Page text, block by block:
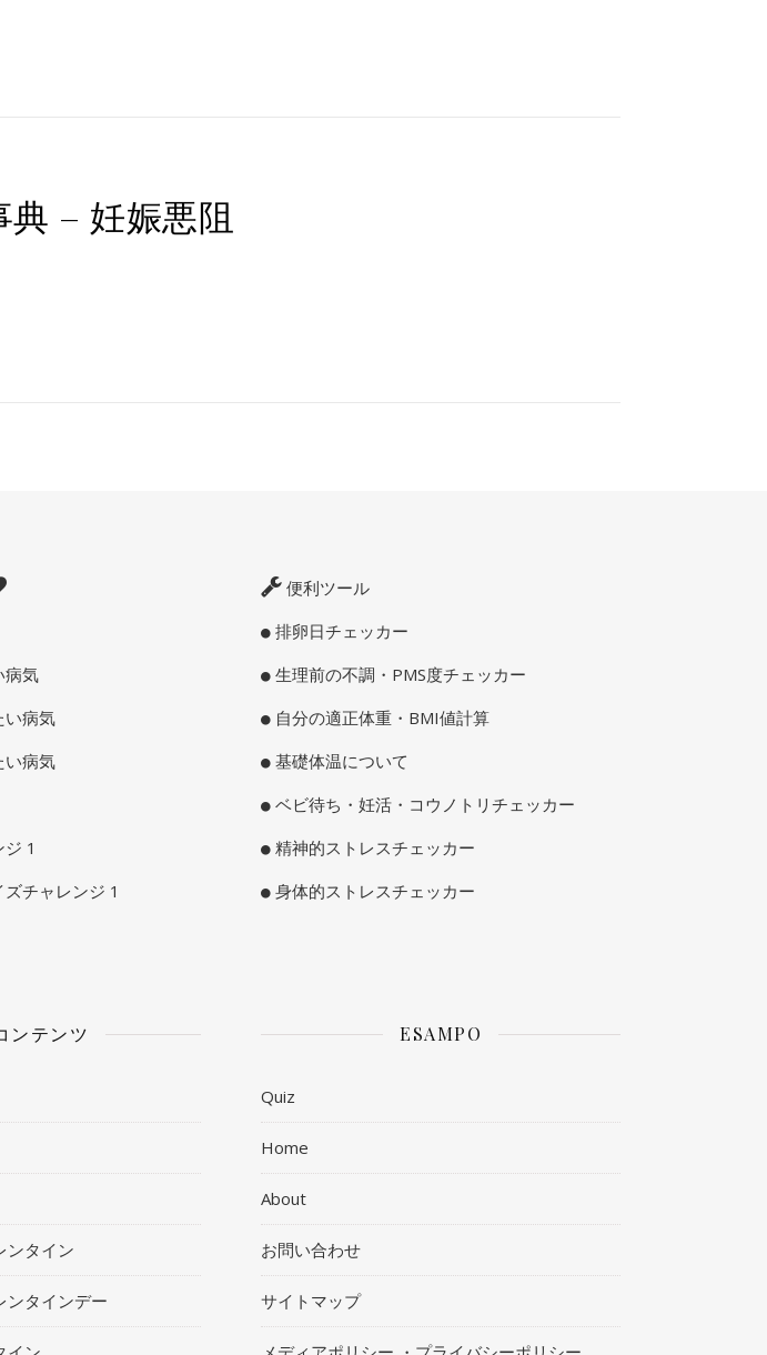
– 妊娠悪阻
病気
い病気
い病気
1
チャレンジ 1
便利ツール
排卵日チェッカー
生理前の不調・PMS度チェッカー
自分の適正体重・BMI値計算
基礎体温について
ベビ待ち・妊活・コウノトリチェッカー
精神的ストレスチェッカー
身体的ストレスチェッカー
ンテンツ
タイン
タインデー
ESAMPO
Quiz
Home
About
お問い合わせ
サイトマップ